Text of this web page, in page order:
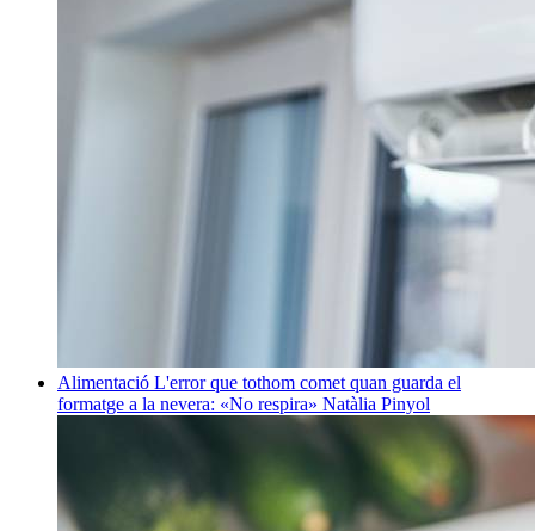
Alimentació L'error que tothom comet quan guarda el
formatge a la nevera: «No respira» Natàlia Pinyol